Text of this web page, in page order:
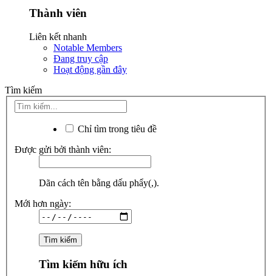
Thành viên
Liên kết nhanh
Notable Members
Đang truy cập
Hoạt động gần đây
Tìm kiếm
Chỉ tìm trong tiêu đề
Được gửi bởi thành viên:
Dãn cách tên bằng dấu phẩy(,).
Mới hơn ngày:
Tìm kiếm hữu ích